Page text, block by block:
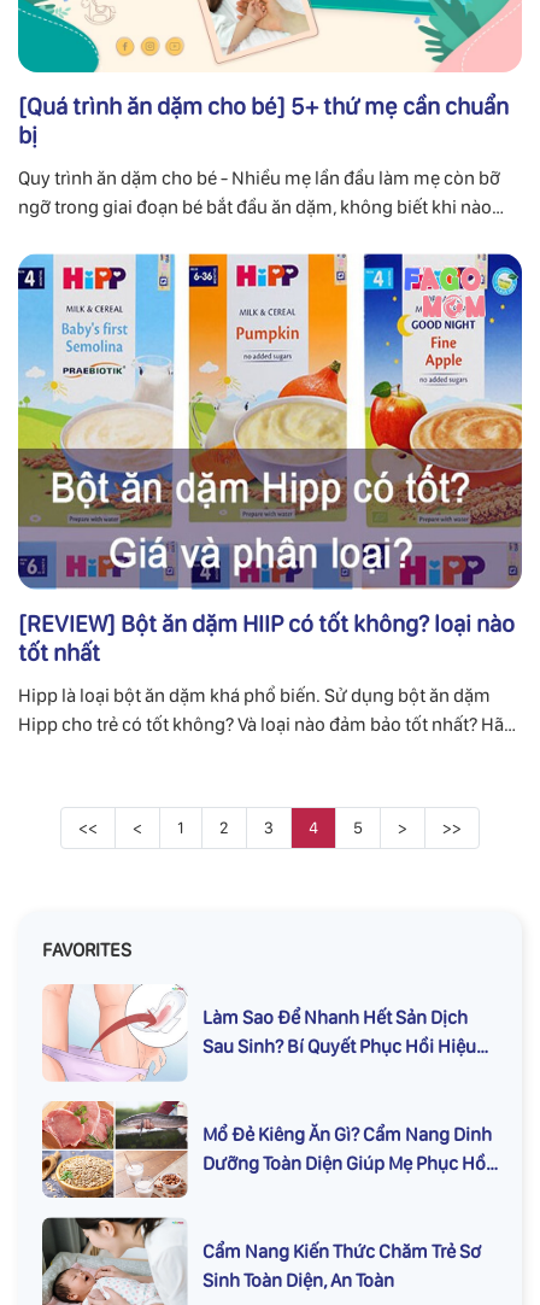
[Quá trình ăn dặm cho bé] 5+ thứ mẹ cần chuẩn
bị
Quy trình ăn dặm cho bé - Nhiều mẹ lần đầu làm mẹ còn bỡ
ngỡ trong giai đoạn bé bắt đầu ăn dặm, không biết khi nào
[REVIEW] Bột ăn dặm HIIP có tốt không? loại nào
tốt nhất
Hipp là loại bột ăn dặm khá phổ biến. Sử dụng bột ăn dặm
Hipp cho trẻ có tốt không? Và loại nào đảm bảo tốt nhất? Hãy
<< < 1 2 3 4 5 > >>
FAVORITES
Làm Sao Để Nhanh Hết Sản Dịch
Sau Sinh? Bí Quyết Phục Hồi Hiệu
Mổ Đẻ Kiêng Ăn Gì? Cẩm Nang Dinh
Dưỡng Toàn Diện Giúp Mẹ Phục Hồi
Cẩm Nang Kiến Thức Chăm Trẻ Sơ
Sinh Toàn Diện, An Toàn